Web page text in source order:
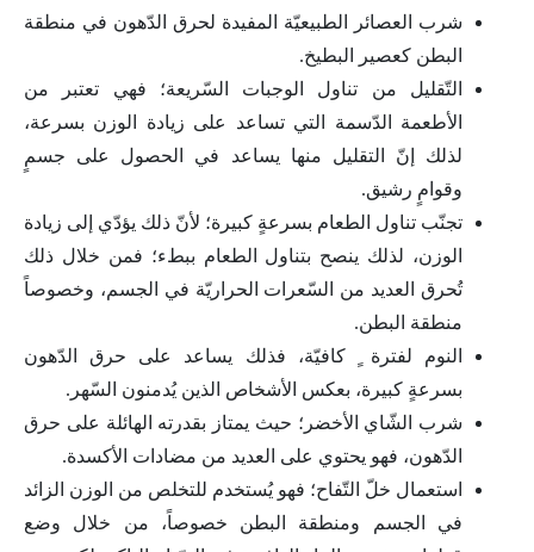
شرب العصائر الطبيعيّة المفيدة لحرق الدّهون في منطقة
البطن كعصير البطيخ.
التّقليل من تناول الوجبات السّريعة؛ فهي تعتبر من
الأطعمة الدّسمة التي تساعد على زيادة الوزن بسرعة،
لذلك إنّ التقليل منها يساعد في الحصول على جسمٍ
وقوامٍ رشيق.
تجنّب تناول الطعام بسرعةٍ كبيرة؛ لأنّ ذلك يؤدّي إلى زيادة
الوزن، لذلك ينصح بتناول الطعام ببطء؛ فمن خلال ذلك
تُحرق العديد من السّعرات الحراريّة في الجسم، وخصوصاً
منطقة البطن.
النوم لفترة ٍ كافيّة، فذلك يساعد على حرق الدّهون
بسرعةٍ كبيرة، بعكس الأشخاص الذين يُدمنون السّهر.
شرب الشّاي الأخضر؛ حيث يمتاز بقدرته الهائلة على حرق
الدّهون، فهو يحتوي على العديد من مضادات الأكسدة.
استعمال خلّ التّفاح؛ فهو يُستخدم للتخلص من الوزن الزائد
في الجسم ومنطقة البطن خصوصاً، من خلال وضع